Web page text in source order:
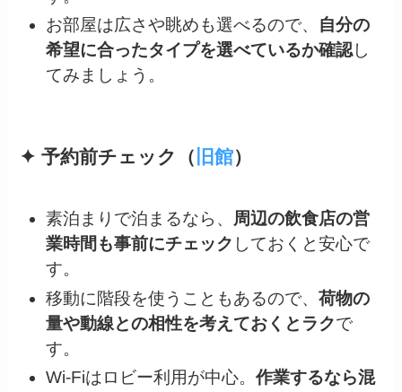
お部屋は広さや眺めも選べるので、
自分の
希望に合ったタイプを選べているか確認し
てみましょう。
✦ 予約前チェック（ 旧館）
素泊まりで泊まるなら、
周辺の飲食店の営
業時間も事前にチェック しておくと安心で
す。
移動に階段を使うこともあるので、 荷物の
量や動線との相性を考えておくとラクで
す。
Wi-Fiはロビー利用が中心。作業するなら混